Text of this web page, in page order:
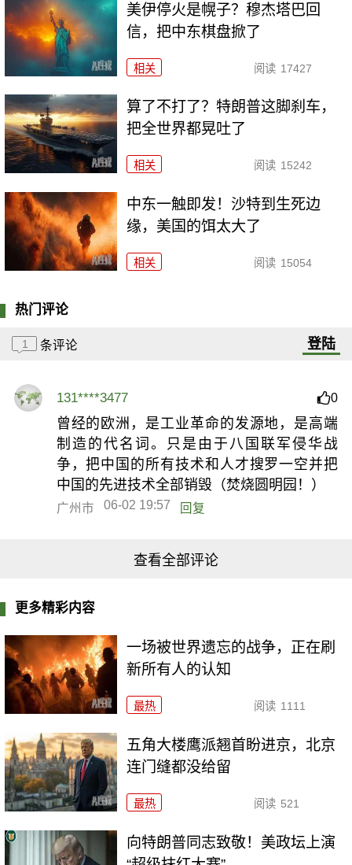
美伊停火是幌子？穆杰塔巴回
信，把中东棋盘掀了
相关 阅读 17427
算了不打了？特朗普这脚刹车，
把全世界都晃吐了
相关 阅读 15242
中东一触即发！沙特到生死边
缘，美国的饵太大了
相关 阅读 15054
热门评论
1 条评论 登陆
131****3477 0
曾经的欧洲，是工业革命的发源地，是高端
制造的代名词。只是由于八国联军侵华战
争，把中国的所有技术和人才搜罗一空并把
中国的先进技术全部销毁（焚烧圆明园！）
广州市 06-02 19:57 回复
查看全部评论
更多精彩内容
一场被世界遗忘的战争，正在刷
新所有人的认知
最热 阅读 1111
五角大楼鹰派翘首盼进京，北京
连门缝都没给留
最热 阅读 521
向特朗普同志致敬！美政坛上演